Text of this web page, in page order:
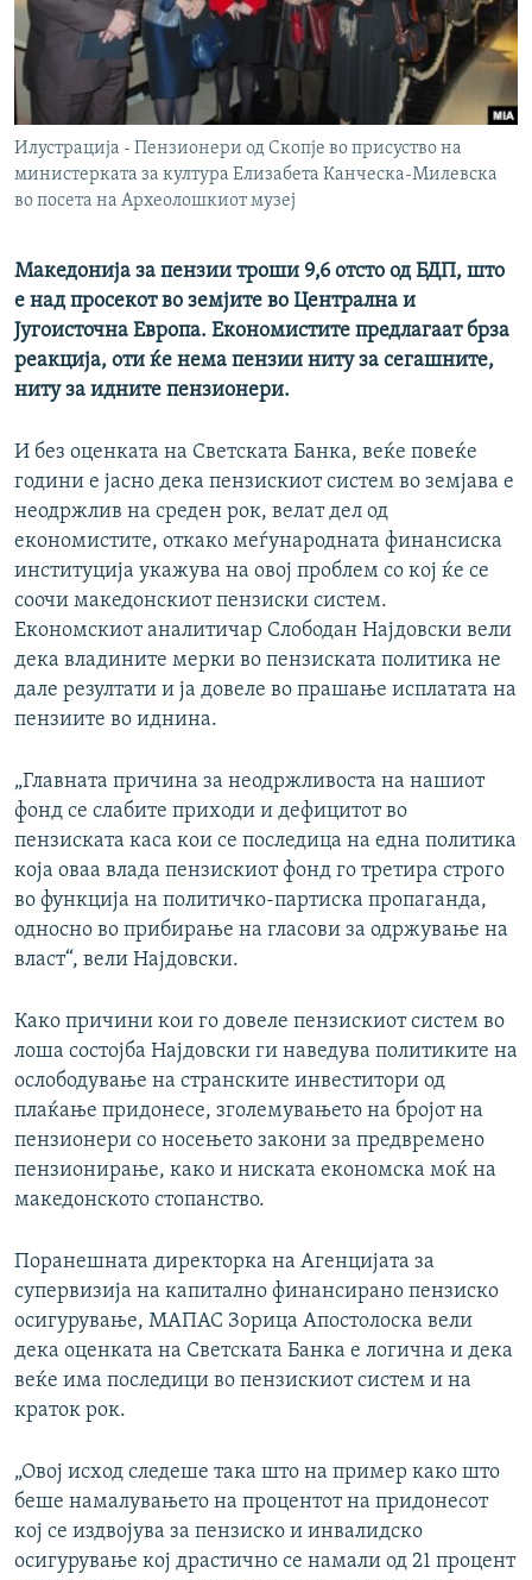
РСЕ веб страници
Илустрација - Пензионери од Скопје во присуство на
министерката за култура Елизабета Канческа-Милевска
во посета на Археолошкиот музеј
Македонија за пензии троши 9,6 отсто од БДП, што
е над просекот во земјите во Централна и
Југоисточна Европа. Економистите предлагаат брза
реакција, оти ќе нема пензии ниту за сегашните,
ниту за идните пензионери.
И без оценката на Светската Банка, веќе повеќе
години е јасно дека пензискиот систем во земјава е
неодржлив на среден рок, велат дел од
економистите, откако меѓународната финансиска
институција укажува на овој проблем со кој ќе се
соочи македонскиот пензиски систем.
Економскиот аналитичар Слободан Најдовски вели
дека владините мерки во пензиската политика не
дале резултати и ја довеле во прашање исплатата на
пензиите во иднина.
„Главната причина за неодржливоста на нашиот
фонд се слабите приходи и дефицитот во
пензиската каса кои се последица на една политика
која оваа влада пензискиот фонд го третира строго
во функција на политичко-партиска пропаганда,
односно во прибирање на гласови за одржување на
власт“, вели Најдовски.
Како причини кои го довеле пензискиот систем во
лоша состојба Најдовски ги наведува политиките на
ослободување на странските инвеститори од
плаќање придонесе, зголемувањето на бројот на
пензионери со носењето закони за предвремено
пензионирање, како и ниската економска моќ на
македонското стопанство.
Поранешната директорка на Агенцијата за
супервизија на капитално финансирано пензиско
осигурување, МАПАС Зорица Апостолоска вели
дека оценката на Светската Банка е логична и дека
веќе има последици во пензискиот систем и на
краток рок.
„Овој исход следеше така што на пример како што
беше намалувањето на процентот на придонесот
кој се издвојува за пензиско и инвалидско
осигурување кој драстично се намали од 21 процент